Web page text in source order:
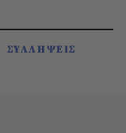
ΣΥΛΛΗΨΕΙΣ